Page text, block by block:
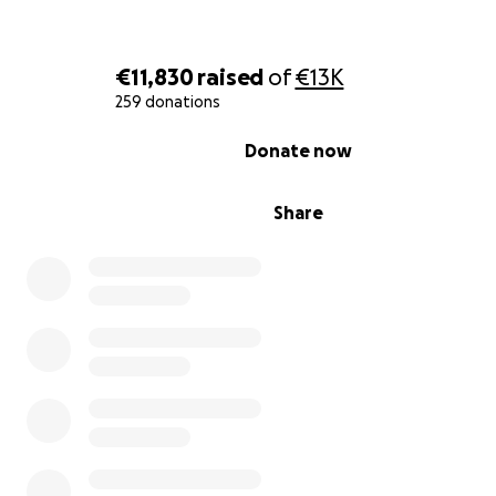
€11,830raised of€13K
259 donations
Share
Donate now
Please Help Save Our Baby Viktoria
Our daughter Viktoria is only 5 months old — and she is